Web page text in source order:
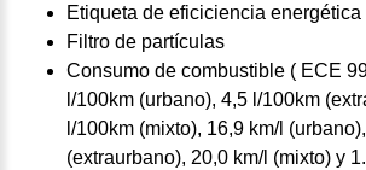
Etiqueta de eficiciencia energética
Filtro de partículas
Consumo de combustible ( ECE
l/100km (urbano), 4,5 l/100km
l/100km (mixto), 16,9 km/l
(extraurbano), 20,0 km/l (mixto) y